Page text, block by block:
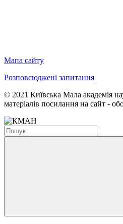
Мапа сайту
Розповсюджені запитання
© 2021 Київська Мала академія
матеріалів посилання на сайт -